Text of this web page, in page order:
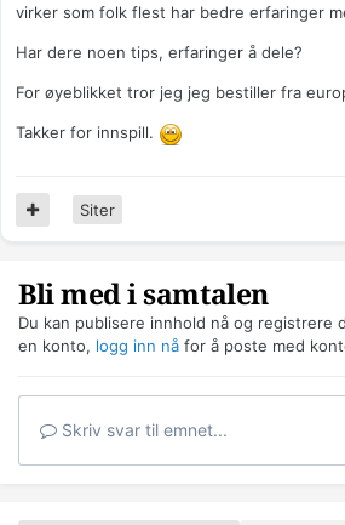
virker som folk flest har bedre erfaringer
Har dere noen tips, erfaringer å dele?
For øyeblikket tror jeg jeg bestiller fra
Takker for innspill.
Siter
Bli med i samtalen
Du kan publisere innhold nå og registrere
en konto, logg inn nå for å poste med
Skriv svar til emnet...